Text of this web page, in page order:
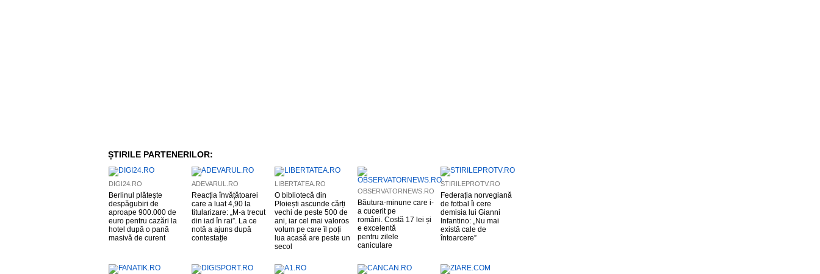
ȘTIRILE PARTENERILOR:
DIGI24.RO
Berlinul plătește
despăgubiri de
aproape 900.000 de
euro pentru cazări la
hotel după o pană
masivă de curent
ADEVARUL.RO
Reacția învățătoarei
care a luat 4,90 la
titularizare: „M-a trecut
din iad în rai”. La ce
notă a ajuns după
contestație
LIBERTATEA.RO
O bibliotecă din
Ploiești ascunde cărți
vechi de peste 500 de
ani, iar cel mai valoros
volum pe care îl poți
lua acasă are peste un
secol
OBSERVATORNEWS.RO
Băutura-minune care i-
a cucerit pe
români. Costă 17 lei și
e excelentă
pentru zilele
caniculare
STIRILEPROTV.RO
Federația norvegiană
de fotbal îi cere
demisia lui Gianni
Infantino: „Nu mai
există cale de
întoarcere”